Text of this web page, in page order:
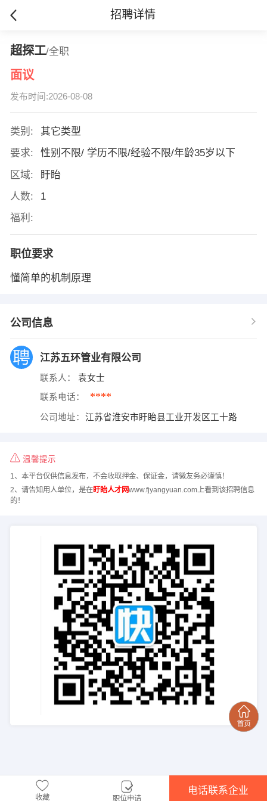
招聘详情
超探工/全职
面议
发布时间:2026-08-08
类别:
其它类型
要求:
性别不限/ 学历不限/经验不限/年龄35岁以下
区域:
盱眙
人数:
1
福利:
职位要求
懂简单的机制原理
公司信息
江苏五环管业有限公司
联系人： 袁女士
联系电话： ****
公司地址： 江苏省淮安市盱眙县工业开发区工十路
温馨提示
1、本平台仅供信息发布，不会收取押金、保证金，请微友务必谨慎！
2、请告知用人单位，是在盱眙人才网www.fjyangyuan.com上看到该招聘信息
的！
收藏 职位申请
电话联系企业